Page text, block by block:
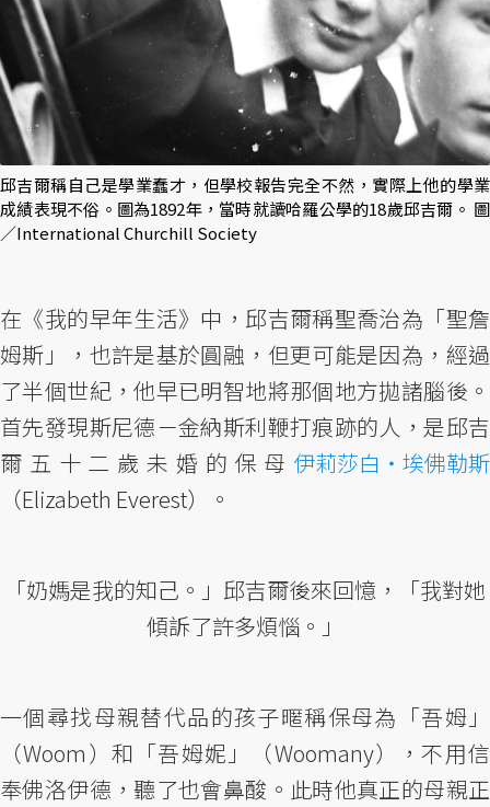
邱吉爾稱自己是學業蠢才，但學校報告完全不然，實際上他的學業
成績表現不俗。圖為1892年，當時就讀哈羅公學的18歲邱吉爾。 圖
／International Churchill Society
在《我的早年生活》中，邱吉爾稱聖喬治為「聖詹
姆斯」，也許是基於圓融，但更可能是因為，經過
了半個世紀，他早已明智地將那個地方拋諸腦後。
首先發現斯尼德－金納斯利鞭打痕跡的人，是邱吉
爾五十二歲未婚的保母 伊莉莎白・埃佛勒斯
（Elizabeth Everest）。
「奶媽是我的知己。」邱吉爾後來回憶，「我對她
傾訴了許多煩惱。」
一個尋找母親替代品的孩子暱稱保母為「吾姆」
（Woom）和「吾姆妮」（Woomany），不用信
奉佛洛伊德，聽了也會鼻酸。此時他真正的母親正